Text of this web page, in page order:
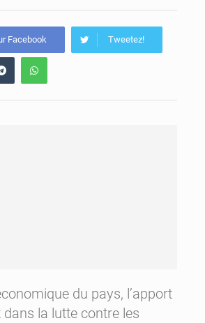
Facebook Tweetez!
du pays, l’apport
la lutte contre les